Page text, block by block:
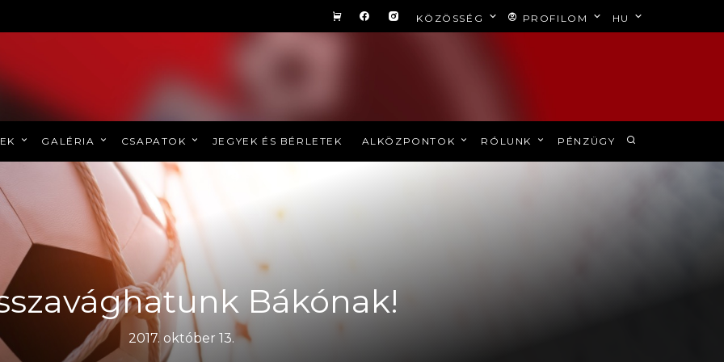
KÖZÖSSÉG PROFILOM HU
GALÉRIA CSAPATOK JEGYEK ÉS BÉRLETEK ALKÖZPONTOK RÓLUNK PÉNZÜGY
Bákónak!
2017. október 13.